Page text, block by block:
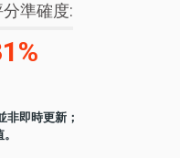
分準確度
即時更新；